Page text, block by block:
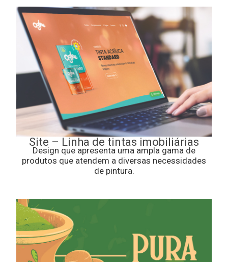
Site – Linha de tintas imobiliárias
Design que apresenta uma ampla gama de
produtos que atendem a diversas necessidades
de pintura.